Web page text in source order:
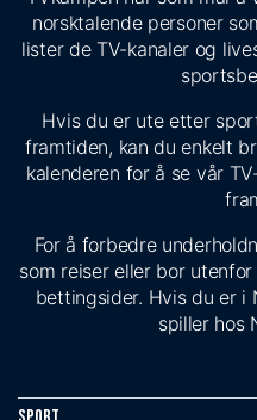
norsktalende personer
lister de TV-kanaler og
Hvis du er ute etter
framtiden, kan du enkelt
kalenderen for å se vår
For å forbedre
som reiser eller bor
bettingsider. Hvis du er i
spiller hos